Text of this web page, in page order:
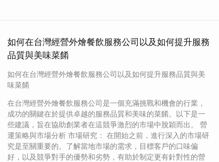
如何在台灣經營外燴餐飲服務公司以及如何提升服務
品質與美味菜餚
如何在台灣經營外燴餐飲服務公司以及如何提升服務品質與美
味菜餚
在台灣經營外燴餐飲服務公司是一個充滿挑戰和機會的行業，
成功的關鍵在於提供卓越的服務品質和美味的菜餚。以下是一
些建議，旨在協助創業者在這競爭激烈的市場中脫穎而出。 營
運策略與市場分析 市場研究： 在開始之前，進行深入的市場研
究是至關重要的。了解當地市場的需求，目標客戶的口味偏
好，以及競爭對手的優勢和劣勢，有助於制定更有針對性的營